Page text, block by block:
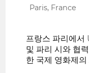
Paris, France
프랑스 파리에
및 파리 시와 협
한 국제 영화제